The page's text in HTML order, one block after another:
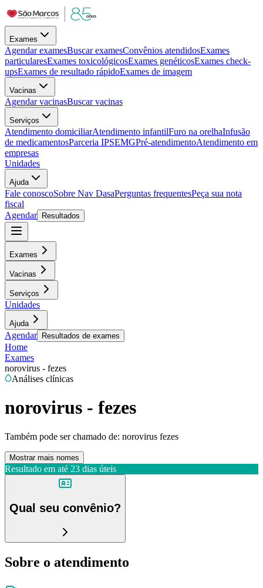
Exames
Agendar examesBuscar examesConvênios atendidosExames
particularesExames toxicológicosExames genéticosExames check-
upsExames de resultado rápidoExames de imagem
Vacinas
Agendar vacinasBuscar vacinas
Serviços
Atendimento domiciliarAtendimento infantilFuro na orelhaInfusão
de medicamentosParceria IPSEMGPré-atendimentoAtendimento em
empresas
Unidades
Ajuda
Fale conoscoSobre Nav DasaPerguntas frequentesPeça sua nota
fiscal
Agendar
Resultados
Exames
Vacinas
Serviços
Unidades
Ajuda
Agendar Resultados de exames
Home
Exames
norovirus - fezes
Análises clínicas
norovirus - fezes
Também pode ser chamado de: norovirus fezes
Mostrar mais nomes
Resultado em até 23 dias úteis
Qual seu convênio?
Sobre o atendimento